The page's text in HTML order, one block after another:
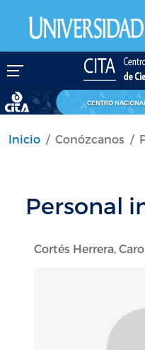
Inicio Conózcanos
Personal
Cortés Herrera,